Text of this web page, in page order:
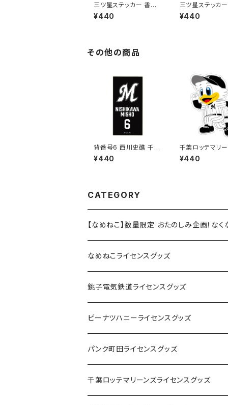
三ツ星ステッカー 香川
県民(ピンク)
¥440
三ツ星ステッカ
都民(ピンク)
¥440
その他の商品
背番号6 西川史礁 千葉
ロッテマリーンズ 選手
ステッカー（ブラックB)
¥440
千葉ロッテマリ
テッカー14
¥440
CATEGORY
【なめねこ】数量限定 おたのしみ企画！な
なめねこライセンスグッズ
Tシャツ
キャップ
ステッカー
缶バッジ
銚子電気鉄道ライセンスグッズ
ステッカー
缶バッジ
アクリルキーホルダー
ピーナツハニーライセンスグッズ
Tシャツ
キャップ
パンク町田ライセンスグッズ
Tシャツ
千葉ロッテマリーンズライセンスグッズ